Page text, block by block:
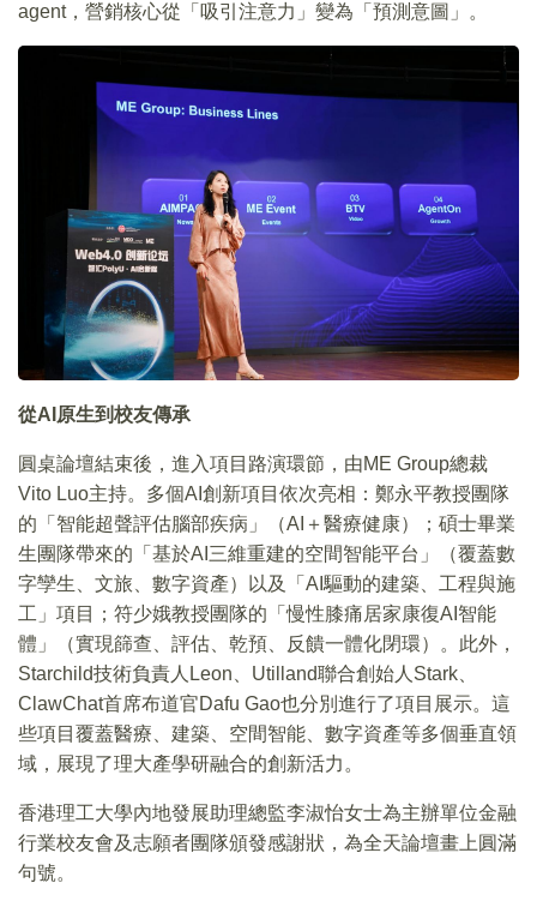
agent，營銷核心從「吸引注意力」變為「預測意圖」。
從AI 原生到校友傳承
圓桌論壇結束後，進入項目路演環節，由ME Group總裁
Vito Luo主持。多個AI創新項目依次亮相：鄭永平教授團隊
的「智能超聲評估腦部疾病」（AI＋醫療健康）；碩士畢業
生團隊帶來的「基於AI三維重建的空間智能平台」（覆蓋數
字孿生、文旅、數字資產）以及「AI驅動的建築、工程與施
工」項目；符少娥教授團隊的「慢性膝痛居家康復AI智能
體」（實現篩查、評估、乾預、反饋一體化閉環）。此外，
Starchild技術負責人Leon、Utilland聯合創始人Stark、
ClawChat首席布道官Dafu Gao也分別進行了項目展示。這
些項目覆蓋醫療、建築、空間智能、數字資產等多個垂直領
域，展現了理大產學研融合的創新活力。
香港理工大學內地發展助理總監李淑怡女士為主辦單位金融
行業校友會及志願者團隊頒發感謝狀，為全天論壇畫上圓滿
句號。